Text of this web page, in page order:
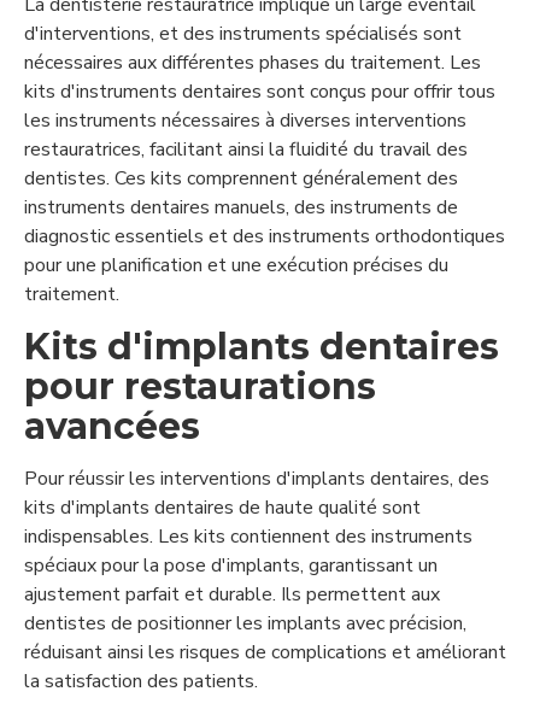
d'interventions, et des instruments spécialisés sont
nécessaires aux différentes phases du traitement. Les
kits d'instruments dentaires sont conçus pour offrir tous
les instruments nécessaires à diverses interventions
restauratrices, facilitant ainsi la fluidité du travail des
dentistes. Ces kits comprennent généralement des
instruments dentaires manuels, des instruments de
diagnostic essentiels et des instruments orthodontiques
pour une planification et une exécution précises du
traitement.
Kits d'implants dentaires
pour restaurations
avancées
Pour réussir les interventions d'implants dentaires, des
kits d'implants dentaires de haute qualité sont
indispensables. Les kits contiennent des instruments
spéciaux pour la pose d'implants, garantissant un
ajustement parfait et durable. Ils permettent aux
dentistes de positionner les implants avec précision,
réduisant ainsi les risques de complications et améliorant
la satisfaction des patients.